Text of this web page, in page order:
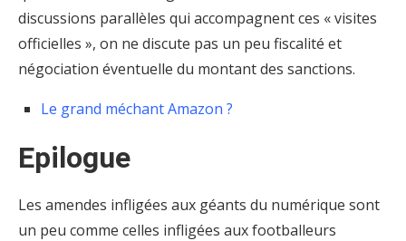
discussions parallèles qui accompagnent ces « visites
officielles », on ne discute pas un peu fiscalité et
négociation éventuelle du montant des sanctions.
Le grand méchant Amazon ?
Epilogue
Les amendes infligées aux géants du numérique sont
un peu comme celles infligées aux footballeurs